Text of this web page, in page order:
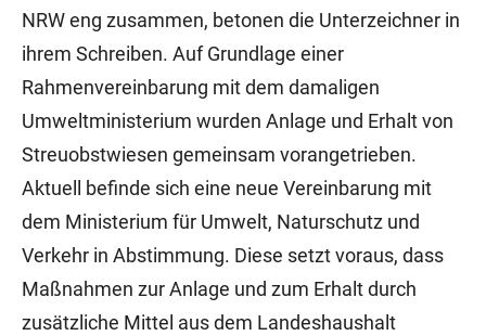
NRW eng zusammen, betonen die Unterzeichner in
ihrem Schreiben. Auf Grundlage einer
Rahmenvereinbarung mit dem damaligen
Umweltministerium wurden Anlage und Erhalt von
Streuobstwiesen gemeinsam vorangetrieben.
Aktuell befinde sich eine neue Vereinbarung mit
dem Ministerium für Umwelt, Naturschutz und
Verkehr in Abstimmung. Diese setzt voraus, dass
Maßnahmen zur Anlage und zum Erhalt durch
zusätzliche Mittel aus dem Landeshaushalt